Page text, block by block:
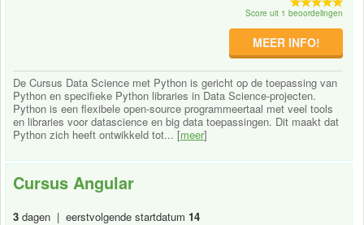
Score uit 1 beoordelingen
MEER INFO!
De Cursus Data Science met Python is gericht op de toepassing van
Python en specifieke Python libraries in Data Science-projecten.
Python is een flexibele open-source programmeertaal met veel tools
en libraries voor datascience en big data toepassingen. Dit maakt dat
Python zich heeft ontwikkeld tot... [meer]
Cursus Angular
3 dagen | eerstvolgende startdatum 14